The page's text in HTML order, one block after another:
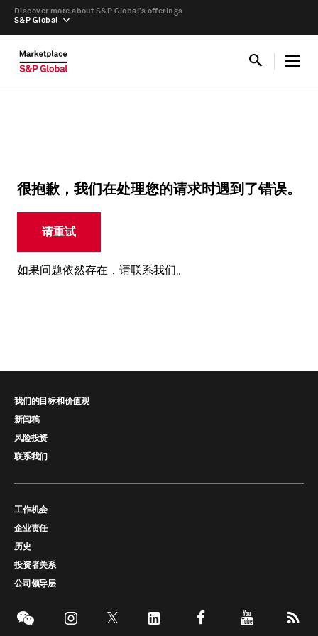
S&P Global
Discover more about S&P Global’s offerings
很抱歉，我们在处理您的请求时遇到了错误。
请重试
如果问题依然存在，请联系我们。
我们的目标和价值观
新闻稿
风险投资
联系我们
工作机会
企业责任
历史
投资者关系
公司领导层